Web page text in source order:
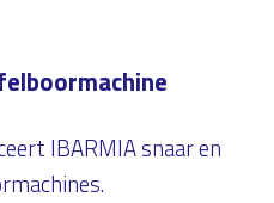
IBARMIA snaar en